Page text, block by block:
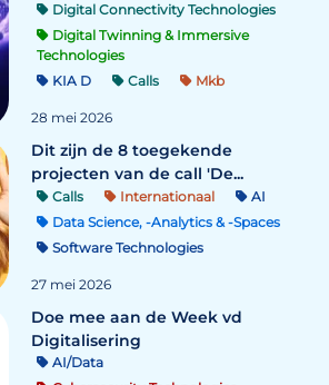
Digital Connectivity Technologies
Digital Twinning & Immersive
Technologies
KIA D
Calls Mkb
28 mei 2026
Dit zijn de 8 toegekende
projecten van de call 'De...
Calls Internationaal
AI
Data Science, -Analytics & -Spaces
Software Technologies
27 mei 2026
Doe mee aan de Week vd
Digitalisering
AI/Data